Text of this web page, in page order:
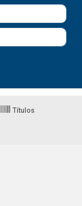
Títulos